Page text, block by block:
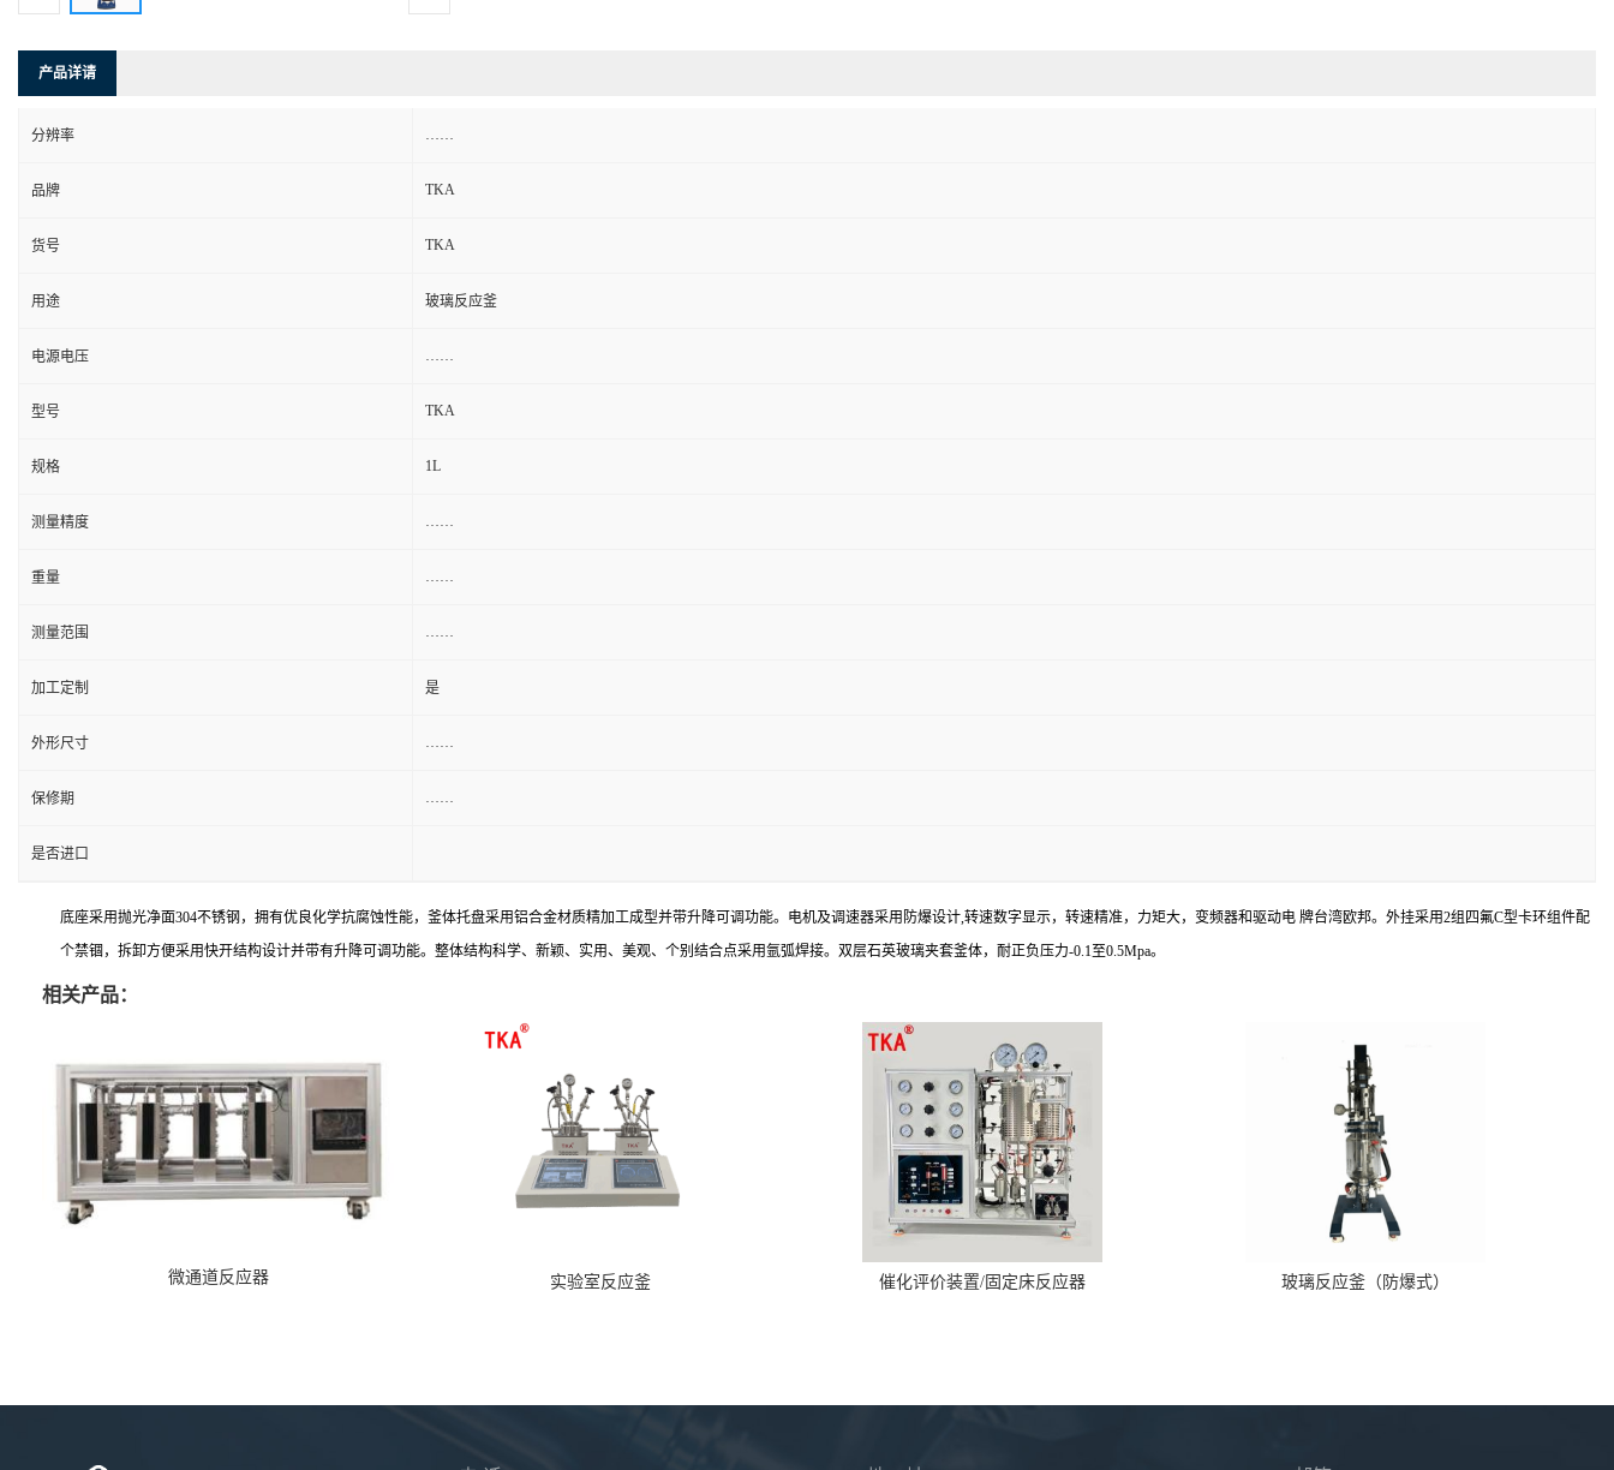
产品详请
分辨率 ……
品牌 TKA
货号 TKA
用途 玻璃反应釜
电源电压 ……
型号 TKA
规格 1L
测量精度 ……
重量 ……
测量范围 ……
加工定制 是
外形尺寸 ……
保修期 ……
是否进口
底座采用抛光净面304不锈钢 ，拥有优良化学抗腐蚀性能，釜体托盘采用铝合金材质精加工成型并带升降可调功能。 电机及调速器采用防爆设计,转速数字显示，转速精准，力矩大，变频器和驱动电 牌台湾欧邦。 外挂采用2组 四氟C型卡环组件配
个禁锢，拆卸方便采用快开结构设计并带有升降可调功能。整体结构科学、新颖、实用、美观、 个别结合点采用氩弧焊接。双层石英玻璃夹套釜体，耐正负压力-0.1至0.5Mpa。
相关产品：
微通道反应器 实验室反应釜 催化评价装置/固定床反应器 玻璃反应釜（防爆式）